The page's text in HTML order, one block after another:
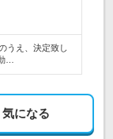
うえ、決定致し
…
気になる